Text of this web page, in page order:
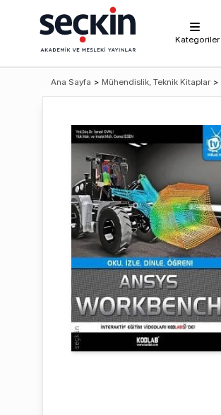
Kategoriler
Ana Sayfa > Mühendislik, Teknik Kitaplar >